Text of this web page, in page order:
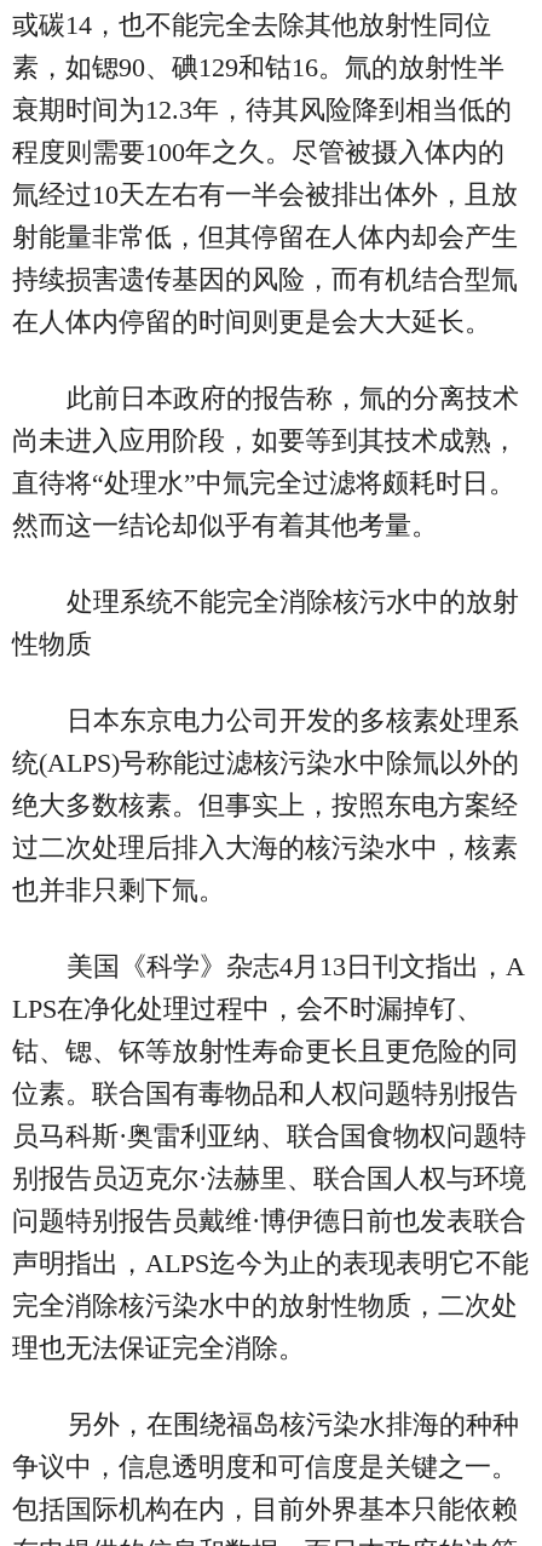
或碳14，也不能完全去除其他放射性同位
素，如锶90、碘129和钴16。氚的放射性半
衰期时间为12.3年，待其风险降到相当低的
程度则需要100年之久。尽管被摄入体内的
氚经过10天左右有一半会被排出体外，且放
射能量非常低，但其停留在人体内却会产生
持续损害遗传基因的风险，而有机结合型氚
在人体内停留的时间则更是会大大延长。
此前日本政府的报告称，氚的分离技术
尚未进入应用阶段，如要等到其技术成熟，
直待将“处理水”中氚完全过滤将颇耗时日。
然而这一结论却似乎有着其他考量。
处理系统不能完全消除核污水中的放射
性物质
日本东京电力公司开发的多核素处理系
统(ALPS)号称能过滤核污染水中除氚以外的
绝大多数核素。但事实上，按照东电方案经
过二次处理后排入大海的核污染水中，核素
也并非只剩下氚。
美国《科学》杂志4月13日刊文指出，A
LPS在净化处理过程中，会不时漏掉钌、
钴、锶、钚等放射性寿命更长且更危险的同
位素。联合国有毒物品和人权问题特别报告
员马科斯·奥雷利亚纳、联合国食物权问题特
别报告员迈克尔·法赫里、联合国人权与环境
问题特别报告员戴维·博伊德日前也发表联合
声明指出，ALPS迄今为止的表现表明它不能
完全消除核污染水中的放射性物质，二次处
理也无法保证完全消除。
另外，在围绕福岛核污染水排海的种种
争议中，信息透明度和可信度是关键之一。
包括国际机构在内，目前外界基本只能依赖